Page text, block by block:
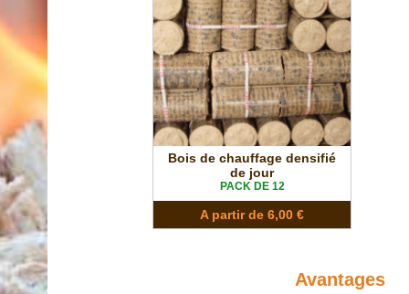
Bois de chauffage densifié
de jour
PACK DE 12
A partir de 6,00 €
Avantages